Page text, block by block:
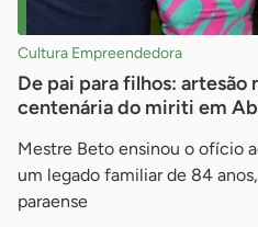
Cultura Empreendedora
De pai para filhos:
centenária do miriti em
Mestre Beto ensinou o ofício
um legado familiar de 84
paraense